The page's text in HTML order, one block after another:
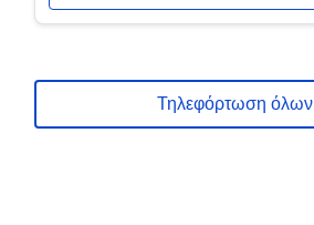
Τηλεφόρτωση όλων